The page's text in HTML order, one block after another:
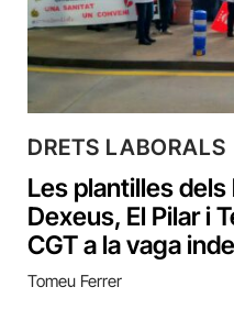
DRETS LABORALS
Les plantilles
Dexeus, El Pilar i
CGT a la vaga
Tomeu Ferrer